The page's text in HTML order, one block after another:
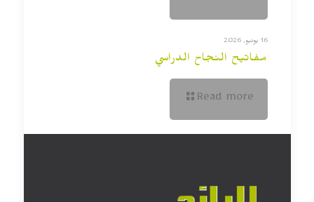
16 يونيو, 2026
مفاتيح النجاح الدراسي
Read more